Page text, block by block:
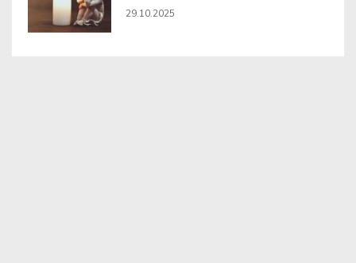
29.10.2025